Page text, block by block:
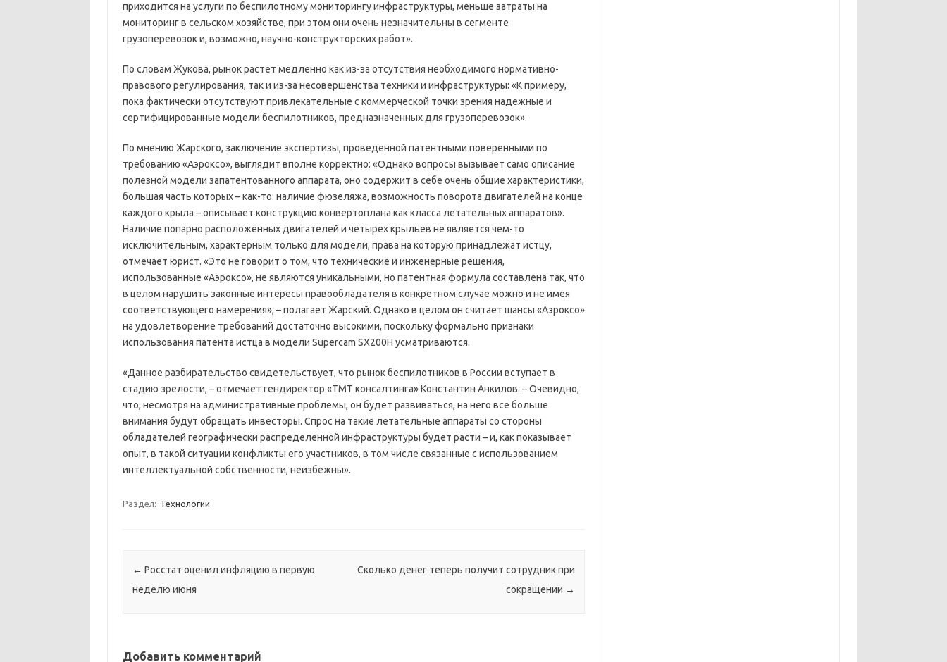
приходится на услуги по беспилотному мониторингу инфраструктуры, меньше затраты на
мониторинг в сельском хозяйстве, при этом они очень незначительны в сегменте
грузоперевозок и, возможно, научно-конструкторских работ».
По словам Жукова, рынок растет медленно как из-за отсутствия необходимого нормативно-
правового регулирования, так и из-за несовершенства техники и инфраструктуры: «К примеру,
пока фактически отсутствуют привлекательные с коммерческой точки зрения надежные и
сертифицированные модели беспилотников, предназначенных для грузоперевозок».
По мнению Жарского, заключение экспертизы, проведенной патентными поверенными по
требованию «Аэроксо», выглядит вполне корректно: «Однако вопросы вызывает само описание
полезной модели запатентованного аппарата, оно содержит в себе очень общие характеристики,
большая часть которых – как-то: наличие фюзеляжа, возможность поворота двигателей на конце
каждого крыла – описывает конструкцию конвертоплана как класса летательных аппаратов».
Наличие попарно расположенных двигателей и четырех крыльев не является чем-то
исключительным, характерным только для модели, права на которую принадлежат истцу,
отмечает юрист. «Это не говорит о том, что технические и инженерные решения,
использованные «Аэроксо», не являются уникальными, но патентная формула составлена так, что
в целом нарушить законные интересы правообладателя в конкретном случае можно и не имея
соответствующего намерения», – полагает Жарский. Однако в целом он считает шансы «Аэроксо»
на удовлетворение требований достаточно высокими, поскольку формально признаки
использования патента истца в модели Supercam SX200H усматриваются.
«Данное разбирательство свидетельствует, что рынок беспилотников в России вступает в
стадию зрелости, – отмечает гендиректор «ТМТ консалтинга» Константин Анкилов. – Очевидно,
что, несмотря на административные проблемы, он будет развиваться, на него все больше
внимания будут обращать инвесторы. Спрос на такие летательные аппараты со стороны
обладателей географически распределенной инфраструктуры будет расти – и, как показывает
опыт, в такой ситуации конфликты его участников, в том числе связанные с использованием
интеллектуальной собственности, неизбежны».
Раздел: Технологии
Навигация по записям
← Росстат оценил инфляцию в первую
неделю июня
Сколько денег теперь получит сотрудник при
сокращении →
Добавить комментарий